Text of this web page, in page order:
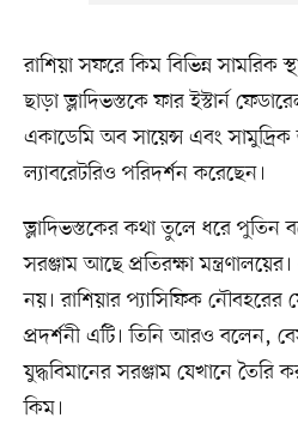
রাশিয়া সফরে কিম বিভিন্ন সামরিক
ছাড়া ভ্লাদিভস্তকে ফার ইস্টার্ন
একাডেমি অব সায়েন্স এবং সামুদ্রিক
ল্যাবরেটরিও পরিদর্শন করেছেন।
ভ্লাদিভস্তকের কথা তুলে ধরে
সরঞ্জাম আছে প্রতিরক্ষা
নয়। রাশিয়ার প্যাসিফিক নৌবহরের
প্রদর্শনী এটি। তিনি আরও বলেন,
যুদ্ধবিমানের সরঞ্জাম যেখানে তৈরি
কিম।